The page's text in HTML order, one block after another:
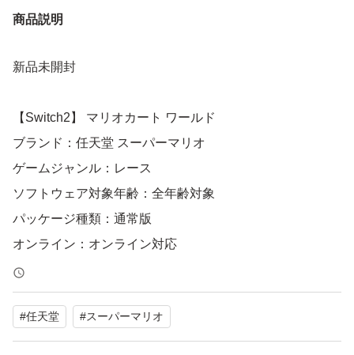
商品説明
新品未開封
【Switch2】 マリオカート ワールド
ブランド：任天堂 スーパーマリオ
ゲームジャンル：レース
ソフトウェア対象年齢：全年齢対象
パッケージ種類：通常版
オンライン：オンライン対応
プレイモード：TVモード対応 テーブルモード対応 携帯モ
ード対応
携帯モードプレイ人数：1.0 人
#任天堂 #スーパーマリオ